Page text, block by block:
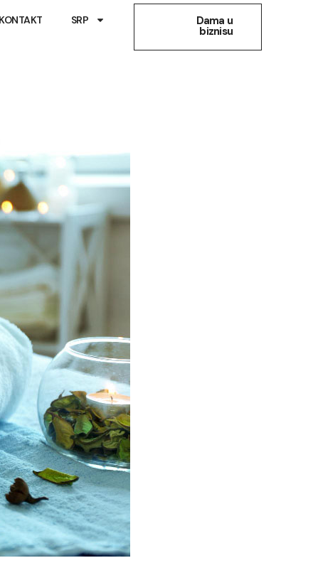
KONTAKT SRP Dama u
biznisu